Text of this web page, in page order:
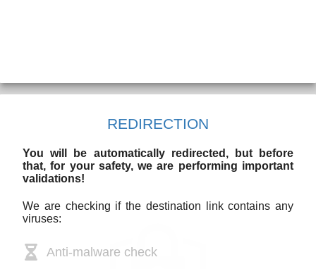
REDIRECTION
You will be automatically redirected, but before
that, for your safety, we are performing important
validations!
We are checking if the destination link contains any
viruses:
Anti-malware check